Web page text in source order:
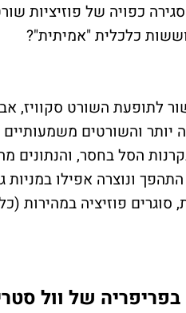
כפויה של פוזיציות
כלכלית "אמיתית"?
לתופעת השורט סקוויז,
והשורטים
הסל בחסר, והנתונים
ונוצרה אפילו במניות
פוזיציה במהירות
של וול